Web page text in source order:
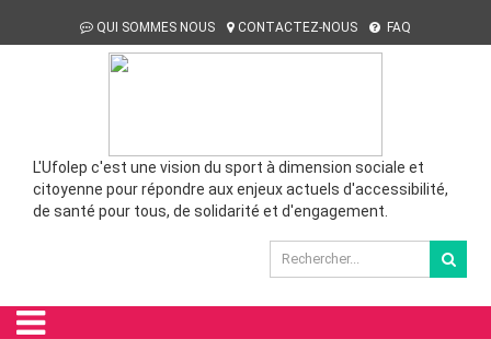
QUI SOMMES NOUS CONTACTEZ-NOUS FAQ
L'Ufolep c'est une vision du sport à dimension sociale et
citoyenne pour répondre aux enjeux actuels d'accessibilité,
de santé pour tous, de solidarité et d'engagement.